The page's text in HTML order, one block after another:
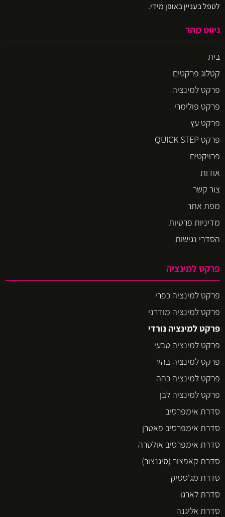
לטפל בעניין באופן מידי.
ניווט מהר
בית
קטלוג פרקטים
פרקט למינציה
פרקט פולימרי
פרקט עץ
פרקט QUICK STEP
פרויקטים
אודות
צור קשר
מפת אתר
מדיניות פרטיות
הסדרי נגישות
פרקט למינציה
פרקט למינציה כפרי
פרקט למינציה מודרני
פרקט למינציה נורדי
פרקט למינציה טבעי
פרקט למינציה בהיר
פרקט למינציה כהה
פרקט למינציה לבן
סדרת אימפרסיב
סדרת אימפרסיב פאטרן
סדרת אימפרסיב אולטרה
סדרת קאפצור (סיגנצור)
סדרת מג'סטיק
סדרת לארגו
סדרת אליגנה